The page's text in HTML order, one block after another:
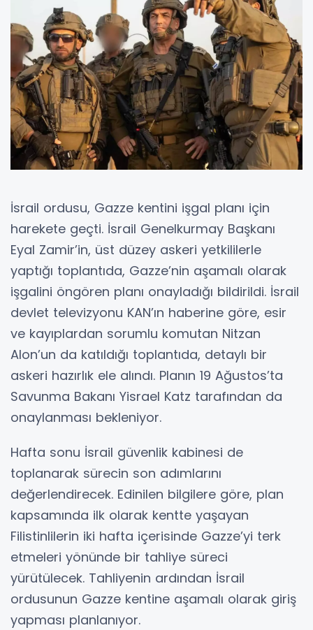
İsrail ordusu, Gazze kentini işgal planı için
harekete geçti. İsrail Genelkurmay Başkanı
Eyal Zamir’in, üst düzey askeri yetkililerle
yaptığı toplantıda, Gazze’nin aşamalı olarak
işgalini öngören planı onayladığı bildirildi. İsrail
devlet televizyonu KAN’ın haberine göre, esir
ve kayıplardan sorumlu komutan Nitzan
Alon’un da katıldığı toplantıda, detaylı bir
askeri hazırlık ele alındı. Planın 19 Ağustos’ta
Savunma Bakanı Yisrael Katz tarafından da
onaylanması bekleniyor.
Hafta sonu İsrail güvenlik kabinesi de
toplanarak sürecin son adımlarını
değerlendirecek. Edinilen bilgilere göre, plan
kapsamında ilk olarak kentte yaşayan
Filistinlilerin iki hafta içerisinde Gazze’yi terk
etmeleri yönünde bir tahliye süreci
yürütülecek. Tahliyenin ardından İsrail
ordusunun Gazze kentine aşamalı olarak giriş
yapması planlanıyor.